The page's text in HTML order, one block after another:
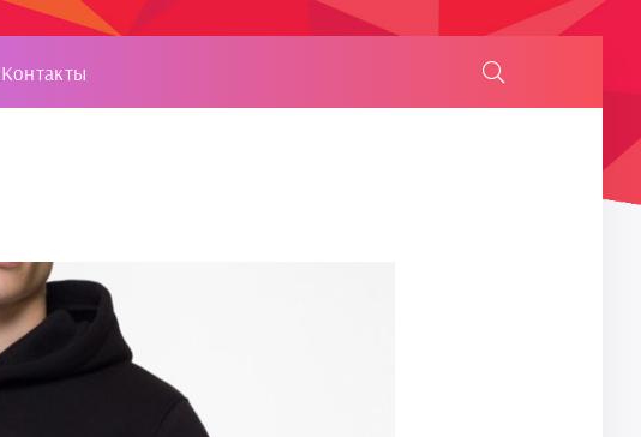
Контакты